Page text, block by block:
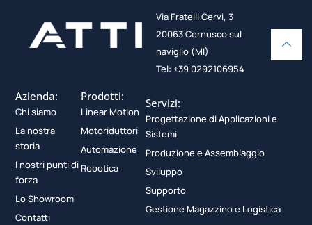
Via Fratelli Cervi, 3
20063 Cernusco sul
naviglio (MI)
Tel: +39 0292106954
Azienda:
Chi siamo
La nostra
storia
I nostri punti di
forza
Lo Showroom
Contatti
Prodotti:
Linear Motion
Motoriduttori
Automazione
Robotica
Servizi:
Progettazione di Applicazioni e
Sistemi
Produzione e Assemblaggio
Sviluppo
Supporto
Gestione Magazzino e Logistica